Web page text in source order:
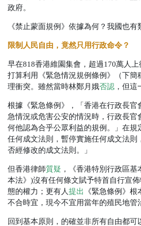
政府。
《禁止蒙面規例》依據為何？我國也有
限制人民自由，竟然只用行政命令？
早在818香港維園集會，超過170萬人
打算利用《緊急情況規例條例》（下簡
理衝突。雖然當時林鄭月娥否認 ，但這
根據《緊急條例》，「香港在行政長官
急情況或危害公安的情況時，行政長官
何他認為合乎公眾利益的規例。」在規
任何成文法則，暫停實施任何成文法則
否經修改的成文法則。」
但香港律師質疑 ，《香港特別行政區
本法》)沒有任何條文賦予特首自行宣
態的權力；更有人提出
《緊急條例》
不合時宜，現今不宜用當年的殖民地管
回到基本原則，的確並非所有自由都可